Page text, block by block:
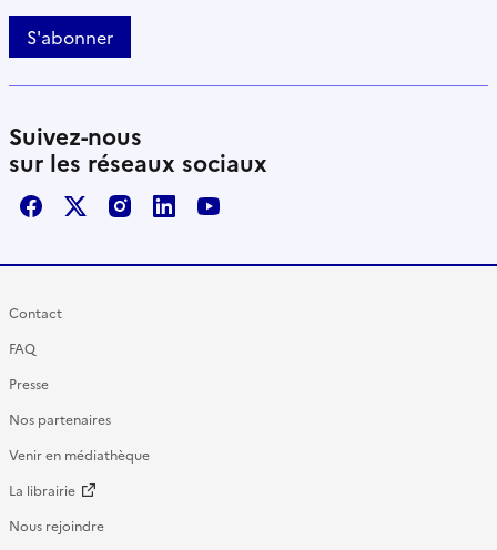
S'abonner
Suivez-nous
sur les réseaux sociaux
FacebookX / TwitterInstagram
LinkedInYoutube
Contact
FAQ
Presse
Nos partenaires
Venir en médiathèque
La librairie
Nous rejoindre